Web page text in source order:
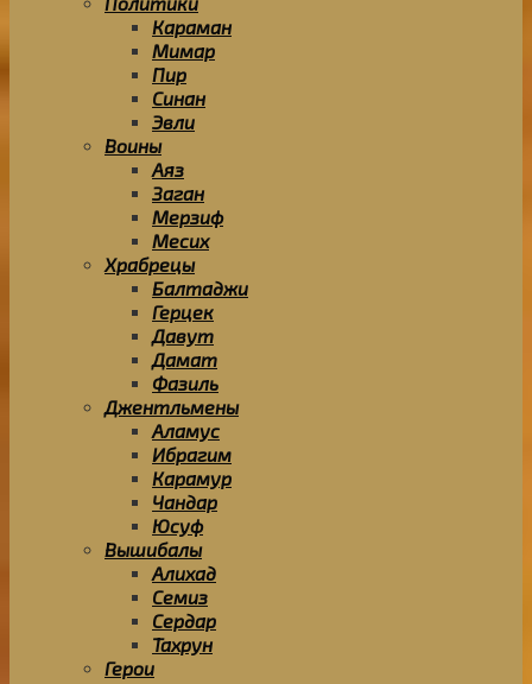
Караман
Мимар
Пир
Синан
Эвли
Воины
Аяз
Заган
Мерзиф
Месих
Храбрецы
Балтаджи
Герцек
Давут
Дамат
Фазиль
Джентльмены
Аламус
Ибрагим
Карамур
Чандар
Юсуф
Вышибалы
Алихад
Семиз
Сердар
Тахрун
Герои